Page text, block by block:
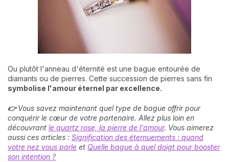
Ou plutôt l'anneau d'éternité est une bague entourée de
diamants ou de pierres. Cette succession de pierres sans fin
symbolise l'amour éternel par excellence.
👉Vous savez maintenant quel type de bague offrir pour
conquérir le cœur de votre partenaire. Allez plus loin en
découvrant le quartz rose, la pierre de l'amour. Vous aimerez
aussi ces articles : Signification des éternuements : quand
votre nez vous parle et Quelle bague à quel doigt pour booster
son intention ?